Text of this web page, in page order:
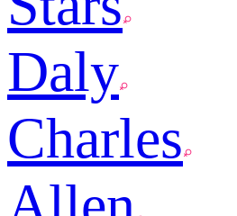
Daly
Charles